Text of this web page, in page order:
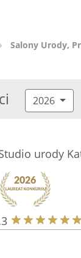
Salony Urody,
2026
urody